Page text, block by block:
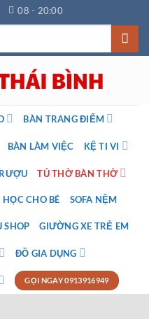
08 - 20:00
BÀN TRANG ĐIỂM
BÀN LÀM VIỆC KỆ TI VI
TỦ THỜ BÀN THỜ
HỌC CHO BÉ SOFA NỆM
SHOP GIƯỜNG XE TRẺ EM
ĐỒ GIA DỤNG
GỌI NGAY 0913916949